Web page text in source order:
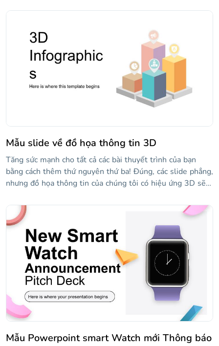
càng tốt! Slidesgo có mẫu mới này cho bạn, đây là một bộ
phối cảnh, vì vậy chúng trông ba chiều. Hầu hết tất cả
chúng đều có thể chỉnh sửa từ bảng tính, vì vậy bạn cá
rằng bạn sẽ tiết kiệm được rất nhiều thời gian!
Mẫu slide về đồ họa thông tin 3D
Tăng sức mạnh cho tất cả các bài thuyết trình của bạn
bằng cách thêm thứ nguyên thứ ba! Đúng, các slide phẳng,
nhưng đồ họa thông tin của chúng tôi có hiệu ứng 3D sẽ
khối, thanh, kim tự tháp và tất cả các loại sơ đồ trông đẹp
hơn nếu có một số phối cảnh được thêm vào chúng. Tùy
chỉnh chúng với dữ liệu của bạn và truyền đạt các điểm
của bạn một cách trực quan.
Mẫu Powerpoint smart Watch mới Thông báo